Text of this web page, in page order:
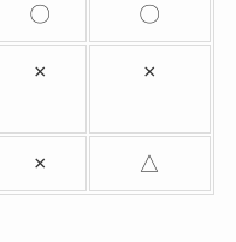
〇 〇
× ×
× △